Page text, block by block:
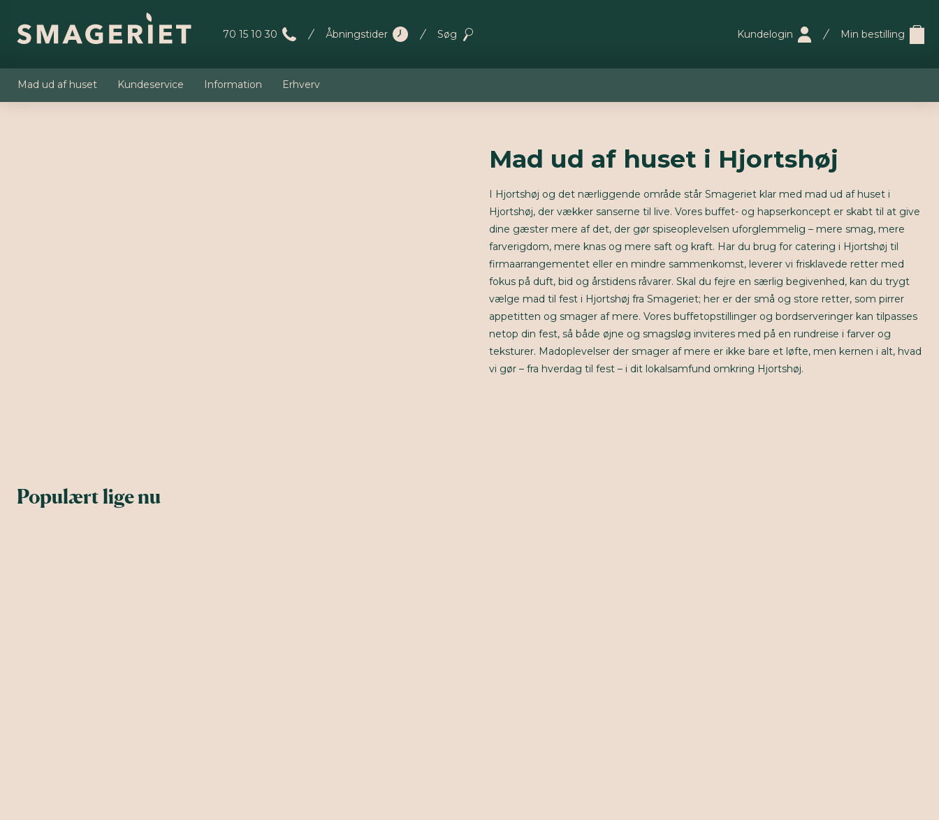
70 15 10 30 Åbningstider Søg Kundelogin Min bestilling
Mad ud af huset Kundeservice Information Erhverv
Mad ud af huset i Hjortshøj
I Hjortshøj og det nærliggende område står Smageriet klar med mad ud af huset i
Hjortshøj, der vækker sanserne til live. Vores buffet- og hapserkoncept er skabt til at give
dine gæster mere af det, der gør spiseoplevelsen uforglemmelig – mere smag, mere
farverigdom, mere knas og mere saft og kraft. Har du brug for catering i Hjortshøj til
firmaarrangementet eller en mindre sammenkomst, leverer vi frisklavede retter med
fokus på duft, bid og årstidens råvarer. Skal du fejre en særlig begivenhed, kan du trygt
vælge mad til fest i Hjortshøj fra Smageriet; her er der små og store retter, som pirrer
appetitten og smager af mere. Vores buffetopstillinger og bordserveringer kan tilpasses
netop din fest, så både øjne og smagsløg inviteres med på en rundreise i farver og
teksturer. Madoplevelser der smager af mere er ikke bare et løfte, men kernen i alt, hvad
vi gør – fra hverdag til fest – i dit lokalsamfund omkring Hjortshøj.
Populært lige nu